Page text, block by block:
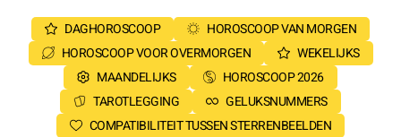
DAGHOROSCOOP
HOROSCOOP VAN MORGEN
HOROSCOOP VOOR OVERMORGEN
WEKELIJKS
MAANDELIJKS
HOROSCOOP 2026
TAROTLEGGING
GELUKSNUMMERS
COMPATIBILITEIT TUSSEN STERRENBEELDEN